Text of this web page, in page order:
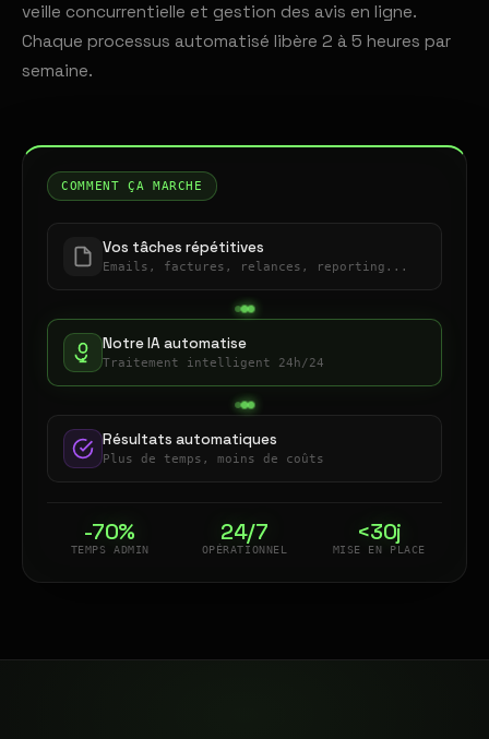
veille concurrentielle et gestion des avis en ligne.
Chaque processus automatisé libère 2 à 5 heures par
semaine.
COMMENT ÇA MARCHE
Vos tâches répétitives
Emails, factures, relances, reporting...
Notre IA automatise
Traitement intelligent 24h/24
Résultats automatiques
Plus de temps, moins de coûts
-70%
TEMPS ADMIN
24/7
OPÉRATIONNEL
<30j
MISE EN PLACE